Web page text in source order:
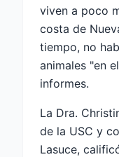
viven a poco
costa de
tiempo, no
animales "en
informes.
La Dra.
de la USC y
Lasuce,